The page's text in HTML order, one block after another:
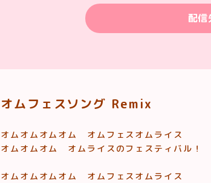
配信
オムフェスソング Remix
オムオムオムオム オムフェスオムライス
オムオムオム オムライスのフェスティバル！
オムオムオムオム オムフェスオムライス